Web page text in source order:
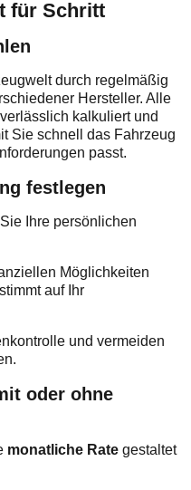
für Schritt
durch regelmäßig
Hersteller. Alle
kalkuliert und
Sie schnell das Fahrzeug
passt.
festlegen
Ihre persönlichen
Möglichkeiten
auf Ihr
und vermeiden
oder ohne
monatliche Rate gestaltet